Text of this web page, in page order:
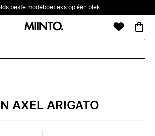
beste modeboetieks op één plek
AXEL ARIGATO